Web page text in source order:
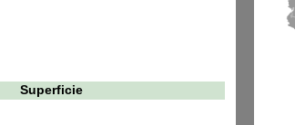
Superficie